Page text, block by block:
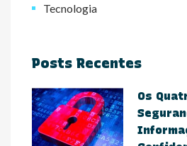
Tecnologia
Posts Recentes
Os